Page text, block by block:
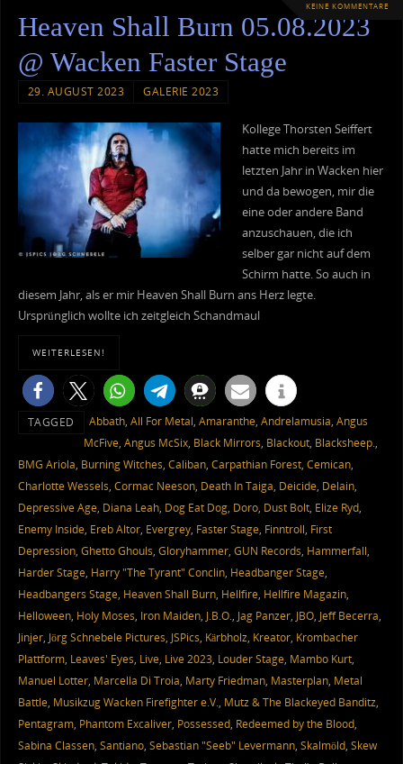
KEINE KOMMENTARE
Heaven Shall Burn 05.08.2023
@ Wacken Faster Stage
29. AUGUST 2023 GALERIE 2023
Kollege Thorsten Seiffert
hatte mich bereits im
letzten Jahr in Wacken hier
und da bewogen, mir die
eine oder andere Band
anzuschauen, die ich
selber gar nicht auf dem
Schirm hatte. So auch in
diesem Jahr, als er mir Heaven Shall Burn ans Herz legte.
Ursprünglich wollte ich zeitgleich Schandmaul
WEITERLESEN!
TAGGED Abbath, All For Metal, Amaranthe, Andrelamusia, Angus
McFive, Angus McSix, Black Mirrors, Blackout, Blacksheep.,
BMG Ariola, Burning Witches, Caliban, Carpathian Forest, Cemican,
Charlotte Wessels, Cormac Neeson, Death In Taiga, Deicide, Delain,
Depressive Age, Diana Leah, Dog Eat Dog, Doro, Dust Bolt, Elize Ryd,
Enemy Inside, Ereb Altor, Evergrey, Faster Stage, Finntroll, First
Depression, Ghetto Ghouls, Gloryhammer, GUN Records, Hammerfall,
Harder Stage, Harry "The Tyrant" Conclin, Headbanger Stage,
Headbangers Stage, Heaven Shall Burn, Hellfire, Hellfire Magazin,
Helloween, Holy Moses, Iron Maiden, J.B.O., Jag Panzer, JBO, Jeff Becerra,
Jinjer, Jörg Schnebele Pictures, JSPics, Kärbholz, Kreator, Krombacher
Plattform, Leaves' Eyes, Live, Live 2023, Louder Stage, Mambo Kurt,
Manuel Lotter, Marcella Di Troia, Marty Friedman, Masterplan, Metal
Battle, Musikzug Wacken Firefighter e.V., Mutz & The Blackeyed Banditz,
Pentagram, Phantom Excaliver, Possessed, Redeemed by the Blood,
Sabina Classen, Santiano, Sebastian "Seeb" Levermann, Skalmöld, Skew